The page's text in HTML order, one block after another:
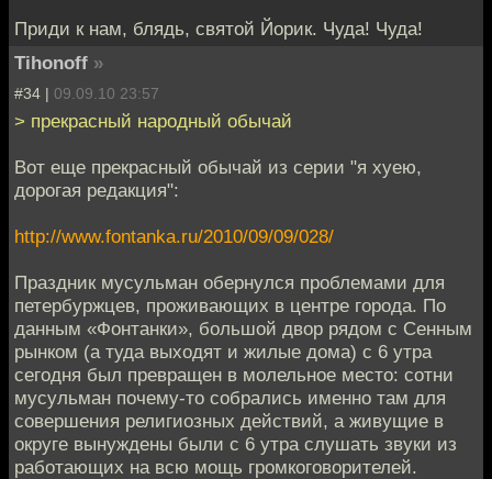
Приди к нам, блядь, святой Йорик. Чуда! Чуда!
Tihonoff »
#34 | 09.09.10 23:57
> прекрасный народный обычай
Вот еще прекрасный обычай из серии "я хуею,
дорогая редакция":
http://www.fontanka.ru/2010/09/09/028/
Праздник мусульман обернулся проблемами для
петербуржцев, проживающих в центре города. По
данным «Фонтанки», большой двор рядом с Сенным
рынком (а туда выходят и жилые дома) с 6 утра
сегодня был превращен в молельное место: сотни
мусульман почему-то собрались именно там для
совершения религиозных действий, а живущие в
округе вынуждены были с 6 утра слушать звуки из
работающих на всю мощь громкоговорителей.